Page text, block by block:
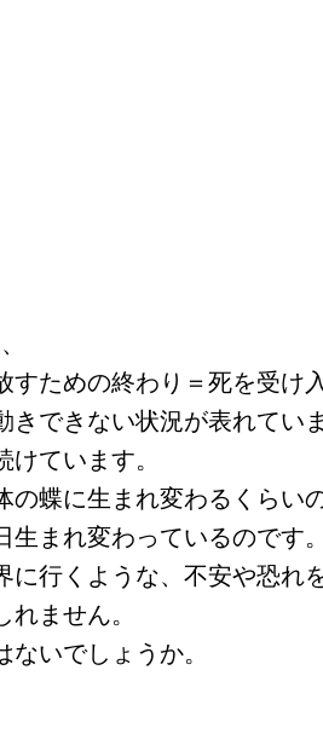
ための終わり＝死を受け
できない状況が表れていま
ています。
蝶に生まれ変わるくらい
まれ変わっているのです。
行くような、不安や恐
ません。
いでしょうか。